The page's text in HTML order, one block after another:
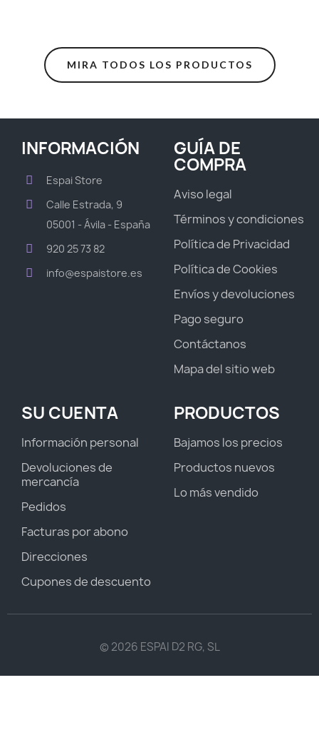
MIRA TODOS LOS PRODUCTOS
INFORMACIÓN
Espai Store
Calle Estrada, 9
05001 - Ávila - España
920 25 73 82
info@espaistore.es
GUÍA DE
COMPRA
Aviso legal
Términos y condiciones
Política de Privacidad
Política de Cookies
Envíos y devoluciones
Pago seguro
Contáctanos
Mapa del sitio web
SU CUENTA
Información personal
Devoluciones de
mercancía
Pedidos
Facturas por abono
Direcciones
Cupones de descuento
PRODUCTOS
Bajamos los precios
Productos nuevos
Lo más vendido
© 2026 ESPAI D2 RG, SL